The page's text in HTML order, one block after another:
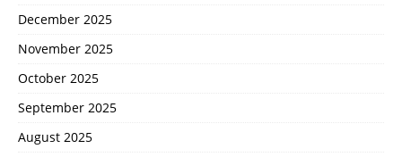
December 2025
November 2025
October 2025
September 2025
August 2025